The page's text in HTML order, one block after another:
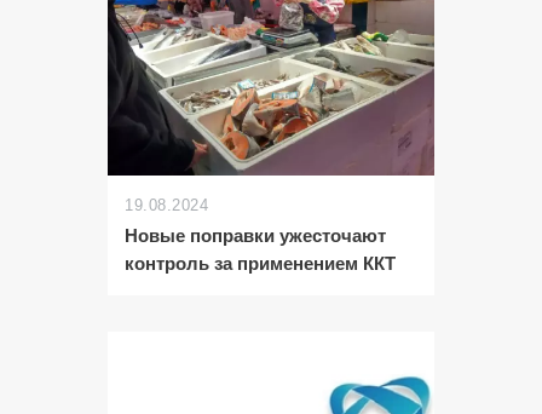
19.08.2024
Новые поправки ужесточают
контроль за применением ККТ